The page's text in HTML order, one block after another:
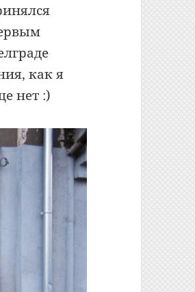
как я
нет :)